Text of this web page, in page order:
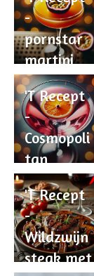
-
pornstar
martini
'T Recept
-
Cosmopoli
tan
'T Recept
-
Wildzwijn
steak met